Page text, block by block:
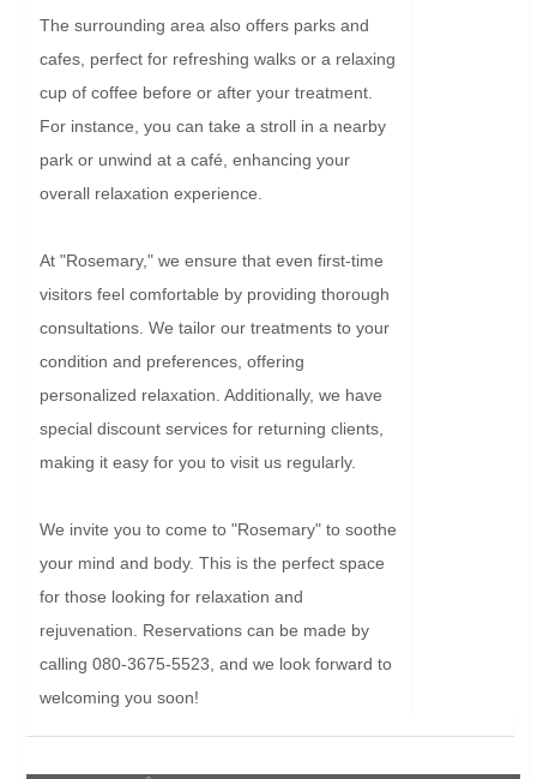
The surrounding area also offers parks and
cafes, perfect for refreshing walks or a relaxing
cup of coffee before or after your treatment.
For instance, you can take a stroll in a nearby
park or unwind at a café, enhancing your
overall relaxation experience.
At "Rosemary," we ensure that even first-time
visitors feel comfortable by providing thorough
consultations. We tailor our treatments to your
condition and preferences, offering
personalized relaxation. Additionally, we have
special discount services for returning clients,
making it easy for you to visit us regularly.
We invite you to come to "Rosemary" to soothe
your mind and body. This is the perfect space
for those looking for relaxation and
rejuvenation. Reservations can be made by
calling 080-3675-5523, and we look forward to
welcoming you soon!